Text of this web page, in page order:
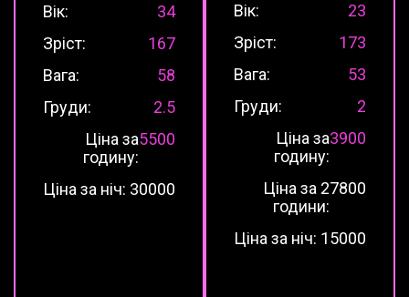
Вік:
34
Зріст:
167
Вага:
58
Груди:
2.5
Ціна за
годину:
5500
Ціна за ніч: 30000
Вік:
23
Зріст:
173
Вага:
53
Груди:
2
Ціна за
годину:
3900
Ціна за 2
години:
7800
Ціна за ніч: 15000